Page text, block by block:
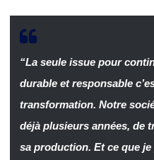
“La seule issue pour
durable et responsable
transformation. Notre
déjà plusieurs années, de
sa production. Et ce que